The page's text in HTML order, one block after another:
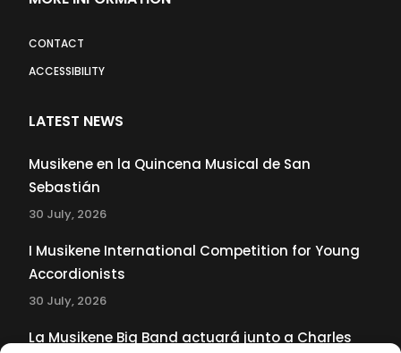
CONTACT
ACCESSIBILITY
LATEST NEWS
Musikene en la Quincena Musical de San
Sebastián
30 July, 2026
I Musikene International Competition for Young
Accordionists
30 July, 2026
La Musikene Big Band actuará junto a Charles